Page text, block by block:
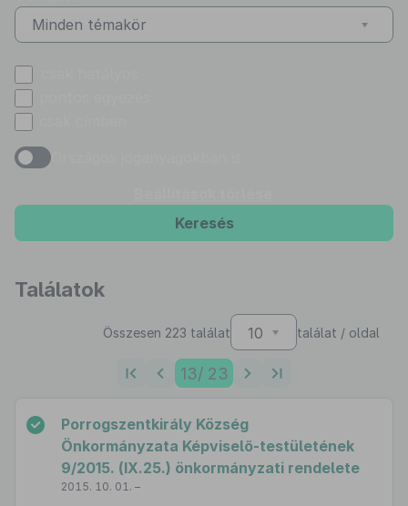
Minden témakör
Keresés
Találatok
Összesen 223 találat 10 találat / oldal
13/ 23
Porrogszentkirály Község
Önkormányzata Képviselő-testületének
9/2015. (IX.25.) önkormányzati rendelete
2015. 10. 01. –